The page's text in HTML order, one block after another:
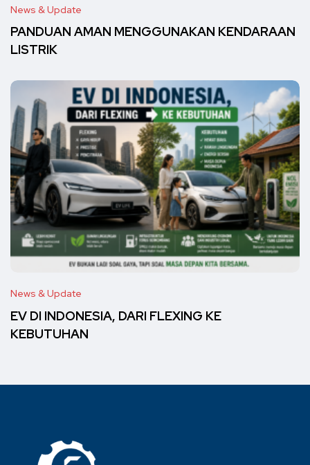
News & Update
PANDUAN AMAN MENGGUNAKAN KENDARAAN
LISTRIK
News & Update
EV DI INDONESIA, DARI FLEXING KE
KEBUTUHAN